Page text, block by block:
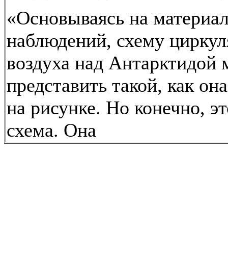
«Основываясь на
наблюдений, схему
воздуха над Антарктидой
представить такой, как
на рисунке. Но конечно,
схема. Она